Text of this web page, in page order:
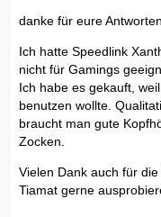
danke für eure Antworten.
Ich hatte Speedlink
nicht für Gamings
Ich habe es gekauft,
benutzen wollte.
braucht man gute
Zocken.
Vielen Dank auch für
Tiamat gerne